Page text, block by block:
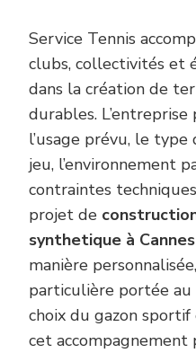
Service Tennis
clubs, collectivités et
dans la création de
durables.
l’usage prévu, le
jeu, l’environnement
contraintes
projet de
synthetique à Cannes
manière
particulière portée au
choix du gazon
cet accompagnement